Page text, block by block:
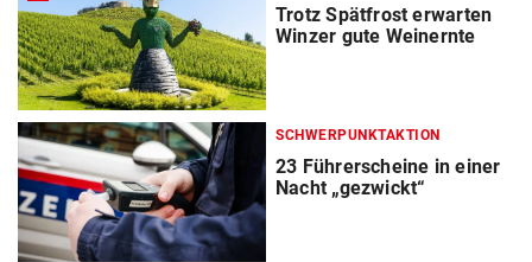
Trotz Spätfrost erwarten
Winzer gute Weinernte
SCHWERPUNKTAKTION
23 Führerscheine in einer
Nacht „gezwickt“